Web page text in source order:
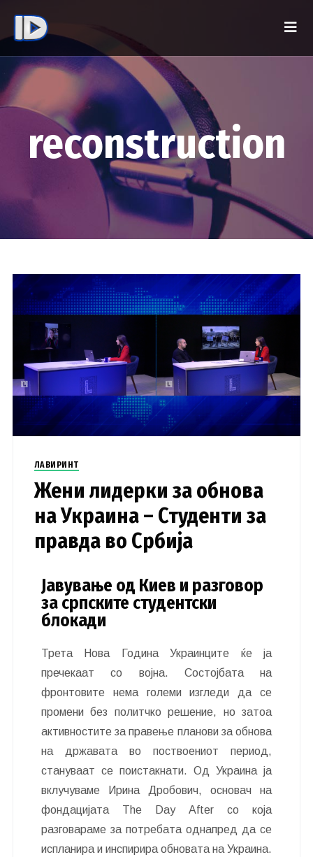
reconstruction
ЛАВИРИНТ
Жени лидерки за обнова
на Украина – Студенти за
правда во Србија
Јавување од Киев и разговор
за српските студентски
блокади
Трета Нова Година Украинците ќе ја
пречекаат со војна. Состојбата на
фронтовите нема големи изгледи да се
промени без политчко решение, но затоа
активностите за правење планови за обнова
на државата во поствоениот период,
стануваат се поистакнати. Од Украина ја
вклучуваме Ирина Дробович, основач на
фондацијата The Day After со која
разговараме за потребата однапред да се
испланира и инспирира обновата на Украина.